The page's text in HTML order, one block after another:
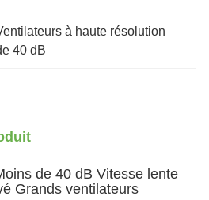
à haute résolution
40 dB
de 40 dB Vitesse lente
Grands ventilateurs